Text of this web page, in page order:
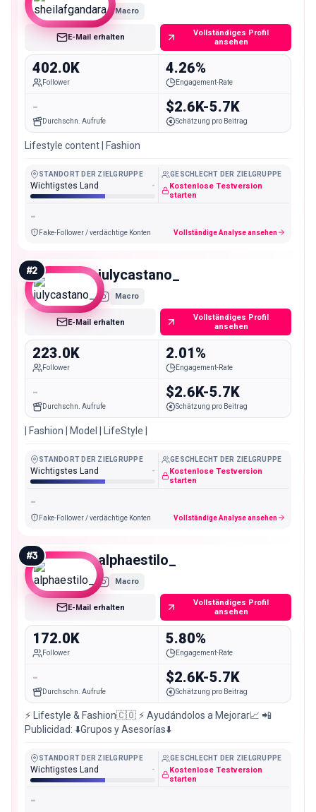
Macro
E-Mail erhalten
Vollständiges Profil
ansehen
402.0K
Follower
4.26%
Engagement-Rate
-
Durchschn. Aufrufe
$2.6K-5.7K
Schätzung pro Beitrag
Lifestyle content | Fashion
STANDORT DER ZIELGRUPPE
Wichtigstes Land -
GESCHLECHT DER ZIELGRUPPE
Kostenlose Testversion
starten
-
Fake-Follower / verdächtige Konten Vollständige Analyse ansehen
#2 julycastano_
Macro
E-Mail erhalten
Vollständiges Profil
ansehen
223.0K
Follower
2.01%
Engagement-Rate
-
Durchschn. Aufrufe
$2.6K-5.7K
Schätzung pro Beitrag
| Fashion | Model | LifeStyle |
STANDORT DER ZIELGRUPPE
Wichtigstes Land -
GESCHLECHT DER ZIELGRUPPE
Kostenlose Testversion
starten
-
Fake-Follower / verdächtige Konten Vollständige Analyse ansehen
#3 alphaestilo_
Macro
E-Mail erhalten
Vollständiges Profil
ansehen
172.0K
Follower
5.80%
Engagement-Rate
-
Durchschn. Aufrufe
$2.6K-5.7K
Schätzung pro Beitrag
⚡️ Lifestyle & Fashion🇨🇴 ⚡️ Ayudándolos a Mejorar📈 📲
Publicidad: ⬇️Grupos y Asesorías⬇️
STANDORT DER ZIELGRUPPE
Wichtigstes Land -
GESCHLECHT DER ZIELGRUPPE
Kostenlose Testversion
starten
-